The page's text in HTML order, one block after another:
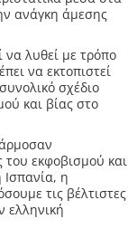
ανάγκη άμεσης
να λυθεί με τρόπο
να εκτοπιστεί
σχέδιο
και βίας στο
του εκφοβισμού και
η
τις βέλτιστες
ελληνική